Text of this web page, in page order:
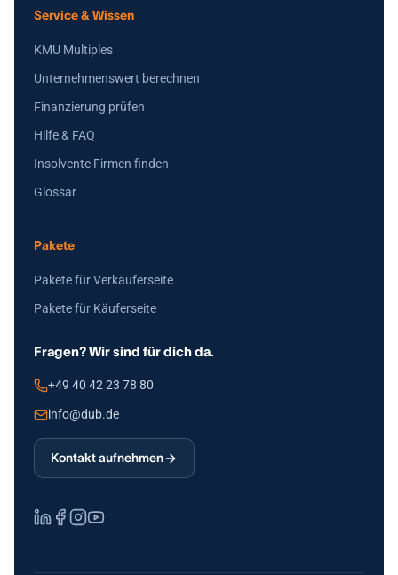
Service & Wissen
KMU Multiples
Unternehmenswert berechnen
Finanzierung prüfen
Hilfe & FAQ
Insolvente Firmen finden
Glossar
Pakete
Pakete für Verkäuferseite
Pakete für Käuferseite
Fragen? Wir sind für dich da.
+49 40 42 23 78 80
info@dub.de
Kontakt aufnehmen